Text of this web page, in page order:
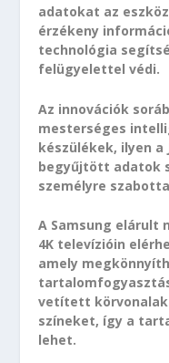
adatokat az
érzékeny
technológia
felügyelettel védi.
Az innovációk
mesterséges
készülékek, ilyen a
begyűjtött adatok
személyre
A Samsung elárult
4K televízióin
amely
vetített
színeket, így a
lehet.